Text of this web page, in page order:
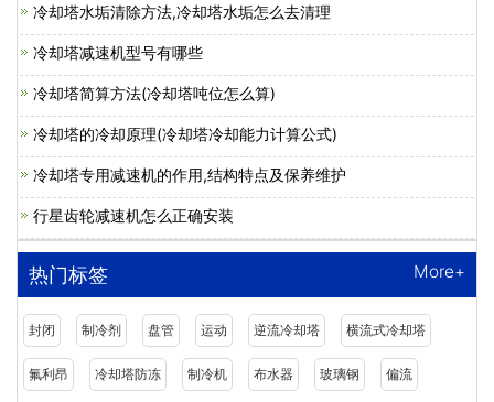
冷却塔水垢清除方法,冷却塔水垢怎么去清理
冷却塔减速机型号有哪些
冷却塔简算方法(冷却塔吨位怎么算)
冷却塔的冷却原理(冷却塔冷却能力计算公式)
冷却塔专用减速机的作用,结构特点及保养维护
行星齿轮减速机怎么正确安装
热门标签 More+
封闭 制冷剂 盘管 运动 逆流冷却塔 横流式冷却塔
氟利昂 冷却塔防冻 制冷机 布水器 玻璃钢 偏流